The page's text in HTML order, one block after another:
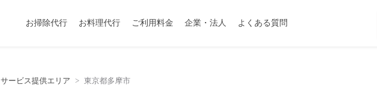
お掃除代行 お料理代行 ご利用料金 企業・法人
よくある質問
サービス提供エリア 東京都多摩市